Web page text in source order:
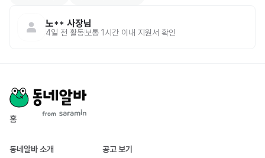
노** 사장님
4일 전 활동보통 1시간 이내 지원서 확인
홈
동네알바 소개 공고 보기